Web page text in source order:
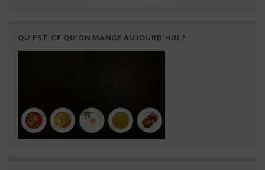
QU’EST-CE QU’ON MANGE AUJOURD’HUI ?